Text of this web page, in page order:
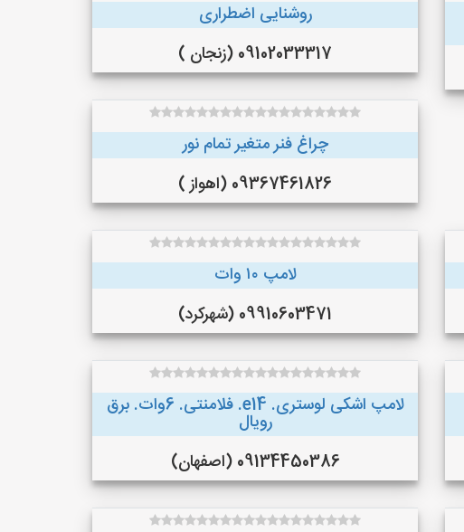
روشنایی اضطراری
09102033317 (زنجان )
چراغ فنر متغیر تمام نور
09367461826 (اهواز )
لامپ ۱۰ وات
09910603471 (شهرکرد)
لامپ اشکی لوستری. e14. فلامنتی. 6وات. برق
رویال
09134450386 (اصفهان)